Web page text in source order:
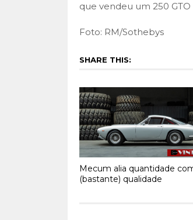
que vendeu um 250
Foto: RM/Sothebys
SHARE THIS:
Mecum alia quantidade
(bastante) qualidade